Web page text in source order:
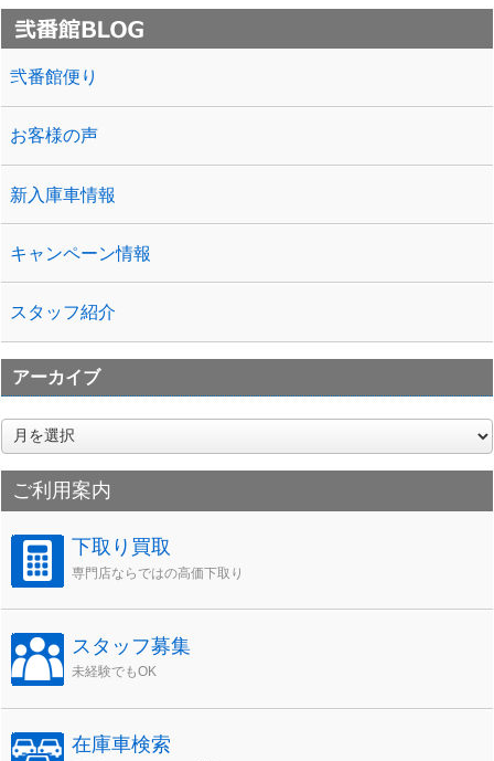
弐番館便り
お客様の声
新入庫車情報
キャンペーン情報
スタッフ紹介
アーカイブ
ア
ー
カ
イ
ブ
ご利用案内
下取り買取
専門店ならではの高価下取り
スタッフ募集
未経験でもOK
在庫車検索